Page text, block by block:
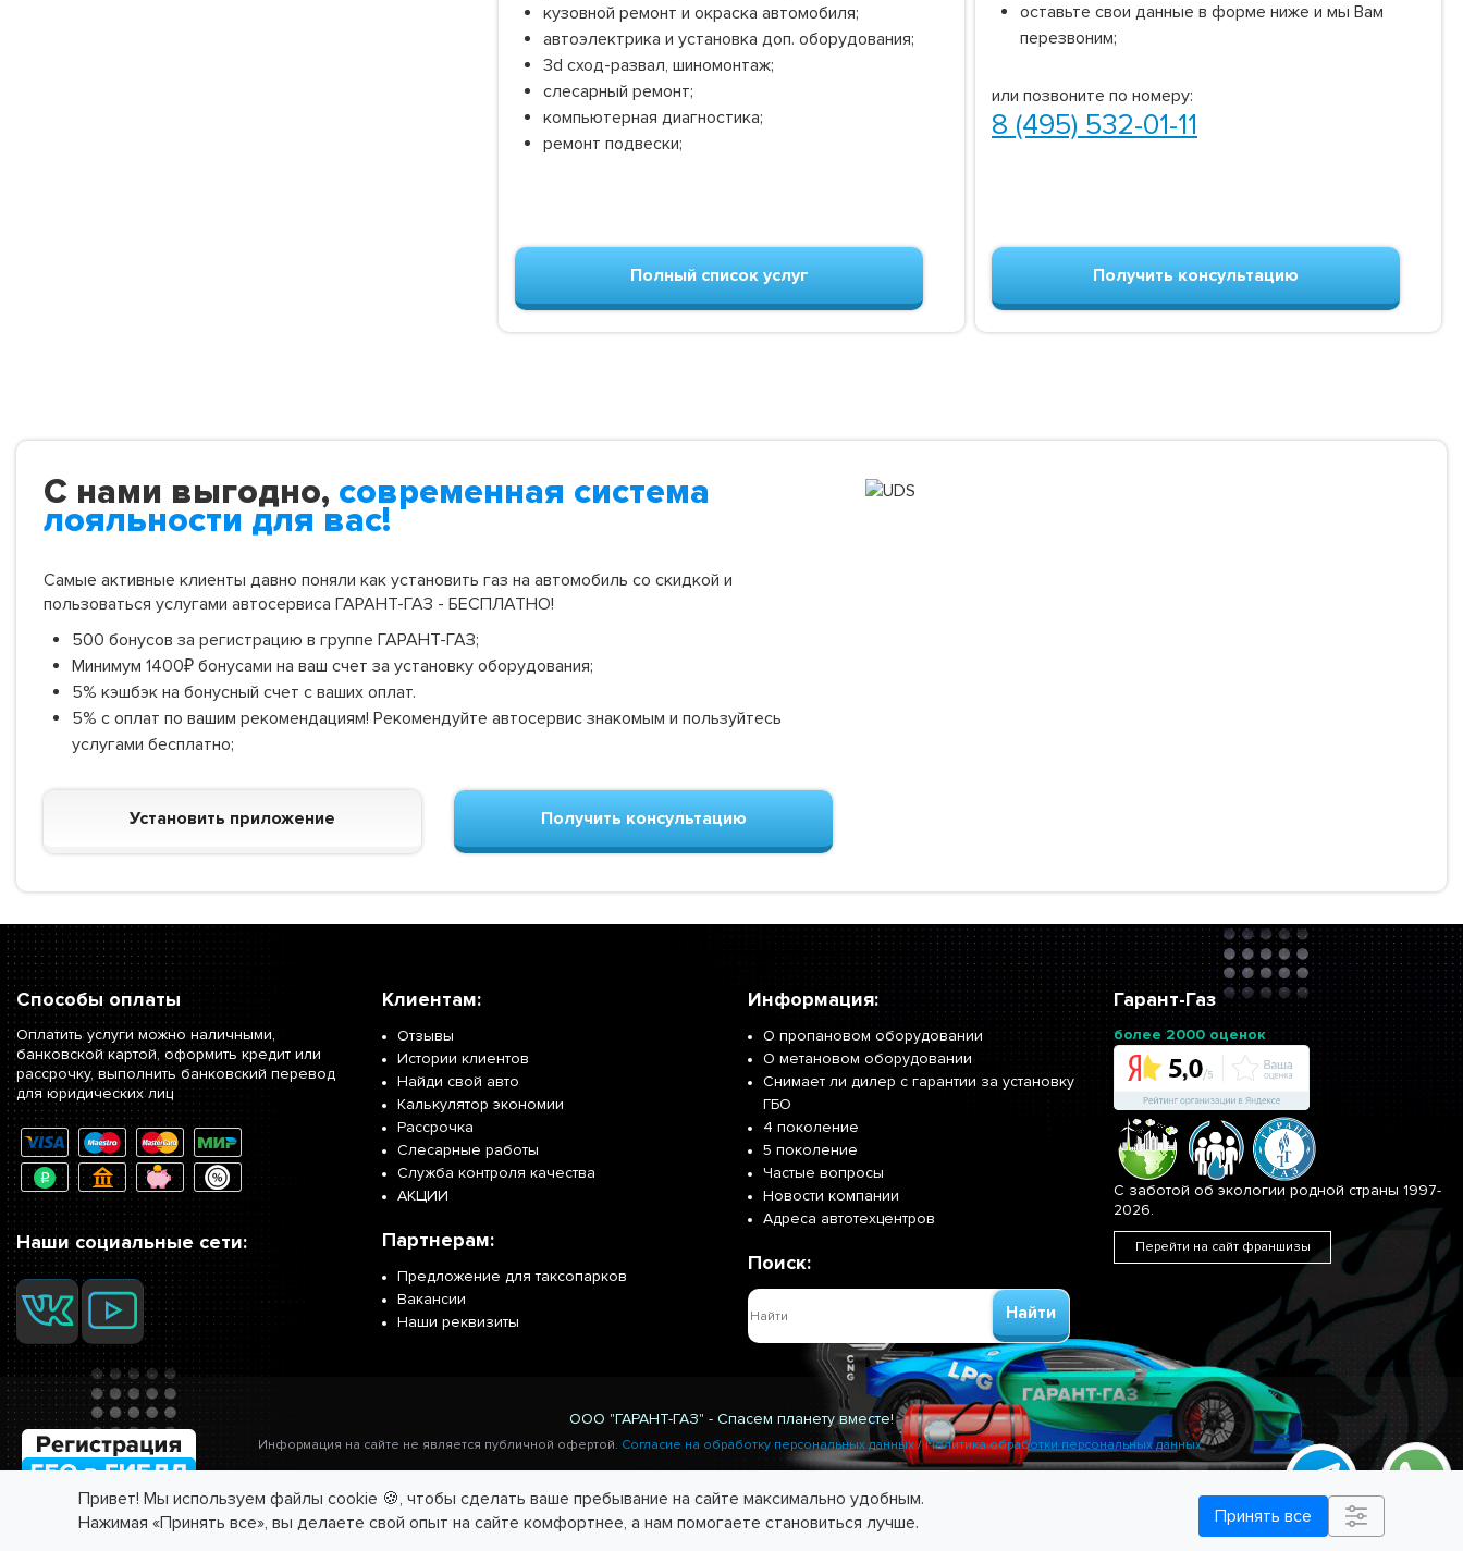
Привет! Мы используем файлы cookie 🍪, чтобы сделать ваше пребывание на сайте максимально удобным.
Нажимая «Принять все», вы делаете свой опыт на сайте комфортнее, а нам помогаете становиться лучше.
Принять все
кузовной ремонт и окраска автомобиля;
автоэлектрика и установка доп. оборудования;
3d сход-развал, шиномонтаж;
слесарный ремонт;
компьютерная диагностика;
ремонт подвески;
Полный список услуг
оставьте свои данные в форме ниже и мы Вам
перезвоним;
или позвоните по номеру:
8 (495) 532-01-11
Получить консультацию
С нами выгодно, современная система
лояльности для вас!
Самые активные клиенты давно поняли как установить газ на автомобиль со скидкой и
пользоваться услугами автосервиса ГАРАНТ-ГАЗ - БЕСПЛАТНО!
500 бонусов за регистрацию в группе ГАРАНТ-ГАЗ;
Минимум 1400₽ бонусами на ваш счет за установку оборудования;
5% кэшбэк на бонусный счет с ваших оплат.
5% с оплат по вашим рекомендациям! Рекомендуйте автосервис знакомым и пользуйтесь
услугами бесплатно;
Установить приложение Получить консультацию
Способы оплаты
Оплатить услуги можно наличными,
банковской картой, оформить кредит или
рассрочку, выполнить банковский перевод
для юридических лиц
Наши социальные сети:
Клиентам:
Отзывы
Истории клиентов
Найди свой авто
Калькулятор экономии
Рассрочка
Слесарные работы
Служба контроля качества
АКЦИИ
Партнерам:
Предложение для таксопарков
Вакансии
Наши реквизиты
Информация:
О пропановом оборудовании
О метановом оборудовании
Снимает ли дилер с гарантии за установку
ГБО
4 поколение
5 поколение
Частые вопросы
Новости компании
Адреса автотехцентров
Поиск:
Найти
Гарант-Газ
более 2000 оценок
С заботой об экологии родной страны 1997-
2026.
Перейти на сайт франшизы
ООО "ГАРАНТ-ГАЗ" - Спасем планету вместе!
Информация на сайте не является публичной офертой. Согласие на обработку персональных данных /Политика обработки персональных данных.